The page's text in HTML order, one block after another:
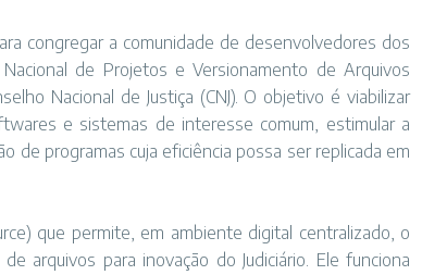
congregar a comunidade de desenvolvedores dos
de Projetos e Versionamento de Arquivos
Nacional de Justiça (CNJ). O objetivo é viabilizar
e sistemas de interesse comum, estimular a
de programas cuja eficiência possa ser replicada em
que permite, em ambiente digital centralizado, o
arquivos para inovação do Judiciário. Ele funciona